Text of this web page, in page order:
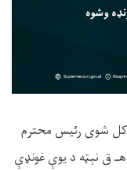
شوی رئيس محترم
مفتي عبدالجليل (سفيان)، په ۲۱/ ۱/ ۱۴۴۸هـ ق نېټه د يوې غونډې